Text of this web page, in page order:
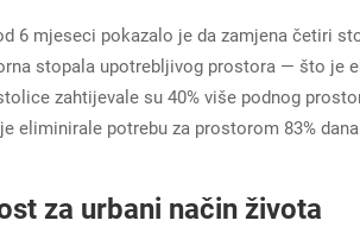
6 mjeseci pokazalo je da zamjena četiri
stopala upotrebljivog prostora — što je
zahtijevale su 40% više podnog
eliminirale potrebu za prostorom 83%
za urbani način života